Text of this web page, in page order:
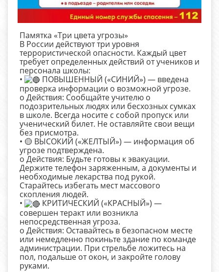
Памятка «Три цвета угрозы»
В России действуют три уровня
террористической опасности. Каждый цвет
требует определенных действий от учеников и
персонала школы:
•
ПОВЫШЕННЫЙ («СИНИЙ») — введена
проверка информации о возможной угрозе.
o Действия: Сообщайте учителю о
подозрительных людях или бесхозных сумках
в школе. Всегда носите с собой пропуск или
ученический билет. Не оставляйте свои вещи
без присмотра.
• 🟡 ВЫСОКИЙ («ЖЕЛТЫЙ») — информация об
угрозе подтверждена.
o Действия: Будьте готовы к эвакуации.
Держите телефон заряженным, а документы и
необходимые лекарства под рукой.
Старайтесь избегать мест массового
скопления людей.
•
КРИТИЧЕСКИЙ («КРАСНЫЙ») —
совершен теракт или возникла
непосредственная угроза.
o Действия: Оставайтесь в безопасном месте
или немедленно покиньте здание по команде
администрации. При стрельбе ложитесь на
пол, подальше от окон, и закройте голову
руками.